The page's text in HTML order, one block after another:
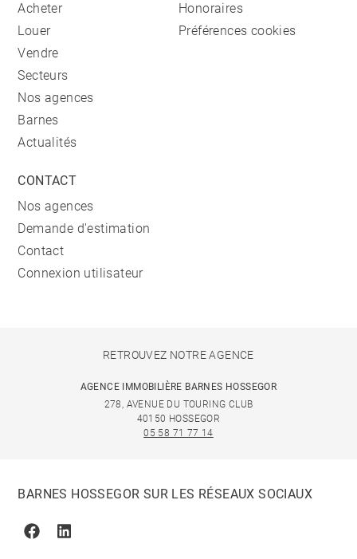
Acheter
Louer
Vendre
Secteurs
Nos agences
Barnes
Actualités
Honoraires
Préférences cookies
CONTACT
Nos agences
Demande d'estimation
Contact
Connexion utilisateur
RETROUVEZ NOTRE AGENCE
AGENCE IMMOBILIÈRE BARNES HOSSEGOR
278, AVENUE DU TOURING CLUB
40150 HOSSEGOR
05 58 71 77 14
BARNES HOSSEGOR SUR LES RÉSEAUX SOCIAUX
FacebookLinkedin